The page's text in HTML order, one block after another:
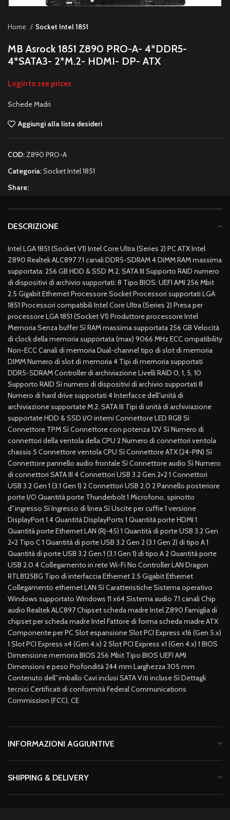
Home Socket Intel 1851
MB Asrock 1851 Z890 PRO-A- 4*DDR5-
4*SATA3- 2*M.2- HDMI- DP- ATX
Login to see prices
Schede Madri
Aggiungi alla lista desideri
COD:Z890 PRO-A
Categoria:Socket Intel 1851
Share:
DESCRIZIONE
Intel LGA 1851 (Socket V1) Intel Core Ultra (Series 2) PC ATX Intel
Z890 Realtek ALC897 7.1 canali DDR5-SDRAM 4 DIMM RAM massima
supportata: 256 GB HDD & SSD M.2, SATA III Supporto RAID numero
di dispositivi di archivio supportati: 8 Tipo BIOS: UEFI AMI 256 Mbit
2.5 Gigabit Ethernet Processore Socket Processori supportati LGA
1851 Processori compatibili Intel Core Ultra (Series 2) Presa per
processore LGA 1851 (Socket V1) Produttore processore Intel
Memoria Senza buffer Sì RAM massima supportata 256 GB Velocità
di clock della memoria supportata (max) 9066 MHz ECC ompatibility
Non-ECC Canali di memoria Dual-channel tipo di slot di memoria
DIMM Numero di slot di memoria 4 Tipi di memoria supportati
DDR5-SDRAM Controller di archiviazione Livelli RAID 0, 1, 5, 10
Supporto RAID Sì numero di dispositivi di archivio supportati 8
Numero di hard drive supportati 4 Interfacce dell”unità di
archiviazione supportate M.2, SATA III Tipi di unità di archiviazione
supportate HDD & SSD I/O interni Connettore LED RGB Sì
Connettore TPM Sì Connettore con potenza 12V Sì Numero di
connettori della ventola della CPU 2 Numero di connettori ventola
chassis 5 Connettore ventola CPU Sì Connettore ATX (24-PIN) Sì
Connettore pannello audio frontale Sì Connettore audio Sì Numero
di connettori SATA III 4 Connettori USB 3.2 Gen 2×2 1 Connettori
USB 3.2 Gen 1 (3.1 Gen 1) 2 Connettori USB 2.0 2 Pannello posteriore
porte I/O Quantità porte Thunderbolt 1 Microfono, spinotto
d”ingresso Sì Ingresso di linea Sì Uscite per cuffie 1 versione
DisplayPort 1.4 Quantità DisplayPorts 1 Quantità porte HDMI 1
Quantità porte Ethernet LAN (RJ-45) 1 Quantità di porte USB 3.2 Gen
2×2 Tipo C 1 Quantità di porte USB 3.2 Gen 2 (3.1 Gen 2) di tipo A 1
Quantità di porte USB 3.2 Gen 1 (3.1 Gen 1) di tipo A 2 Quantità porte
USB 2.0 4 Collegamento in rete Wi-Fi No Controller LAN Dragon
RTL8125BG Tipo di interfaccia Ethernet 2.5 Gigabit Ethernet
Collegamento ethernet LAN Sì Caratteristiche Sistema operativo
Windows supportato Windows 11 x64 Sistema audio 7.1 canali Chip
audio Realtek ALC897 Chipset scheda madre Intel Z890 Famiglia di
chipset per scheda madre Intel Fattore di forma scheda madre ATX
Componente per PC Slot espansione Slot PCI Express x16 (Gen 5.x)
1 Slot PCI Express x4 (Gen 4.x) 2 Slot PCI Express x1 (Gen 4.x) 1 BIOS
Dimensione memoria BIOS 256 Mbit Tipo BIOS UEFI AMI
Dimensioni e peso Profondità 244 mm Larghezza 305 mm
Contenuto dell”imballo Cavi inclusi SATA Viti incluse Sì Dettagli
tecnici Certificati di conformità Federal Communications
Commission (FCC), CE
INFORMAZIONI AGGIUNTIVE
SHIPPING & DELIVERY